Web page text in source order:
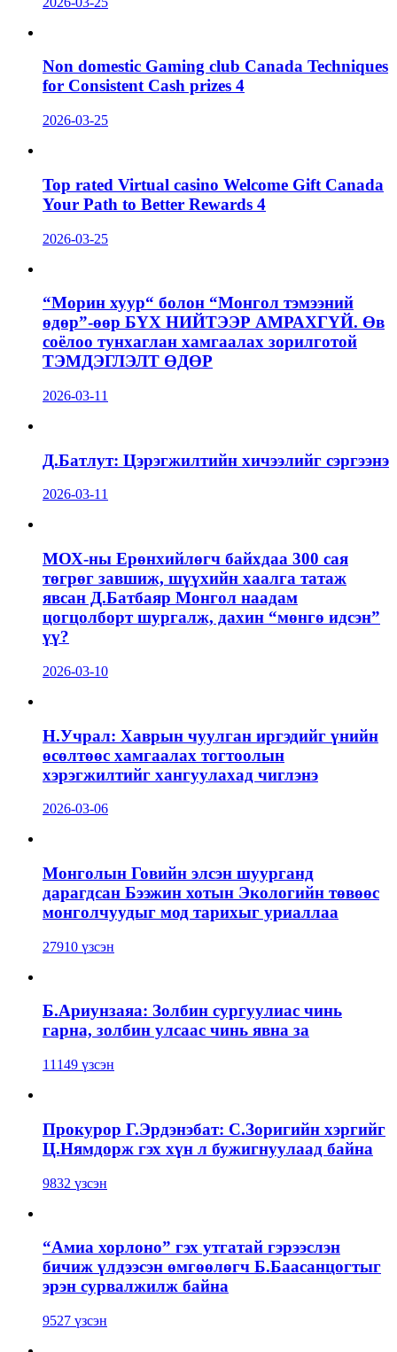
Non domestic Gaming club Canada Techniques
for Consistent Cash prizes 4
2026-03-25
Top rated Virtual casino Welcome Gift Canada
Your Path to Better Rewards 4
2026-03-25
“Морин хуур“ болон “Монгол тэмээний
өдөр”-өөр БҮХ НИЙТЭЭР АМРАХГҮЙ. Өв
соёлоо тунхаглан хамгаалах зорилготой
ТЭМДЭГЛЭЛТ ӨДӨР
2026-03-11
Д.Батлут: Цэрэгжилтийн хичээлийг сэргээнэ
2026-03-11
МОХ-ны Ерөнхийлөгч байхдаа 300 сая
төгрөг завшиж, шүүхийн хаалга татаж
явсан Д.Батбаяр Монгол наадам
цогцолборт шургалж, дахин “мөнгө идсэн”
үү?
2026-03-10
Н.Учрал: Хаврын чуулган иргэдийг үнийн
өсөлтөөс хамгаалах тогтоолын
хэрэгжилтийг хангуулахад чиглэнэ
2026-03-06
Монголын Говийн элсэн шуурганд
дарагдсан Бээжин хотын Экологийн төвөөс
монголчуудыг мод тарихыг уриаллаа
27910 үзсэн
Б.Ариунзаяа: Золбин сургуулиас чинь
гарна, золбин улсаас чинь явна за
11149 үзсэн
Прокурор Г.Эрдэнэбат: С.Зоригийн хэргийг
Ц.Нямдорж гэх хүн л бужигнуулаад байна
9832 үзсэн
“Амиа хорлоно” гэх утгатай гэрээслэн
бичиж үлдээсэн өмгөөлөгч Б.Баасанцогтыг
эрэн сурвалжилж байна
9527 үзсэн